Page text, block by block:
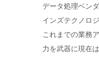
データ処理ベン
インズテクノロ
これまでの業務
力を武器に現在